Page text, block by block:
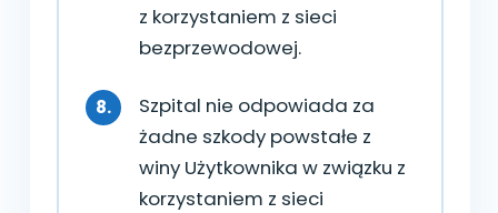
z korzystaniem z sieci
bezprzewodowej.
Szpital nie odpowiada za
żadne szkody powstałe z
winy Użytkownika w związku z
korzystaniem z sieci